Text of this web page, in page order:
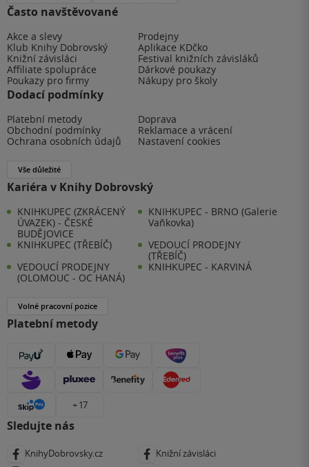
Často navštěvované
Akce a slevy
Prodejny
Klub Knihy Dobrovský
Aplikace KDčko
Knižní závisláci
Festival knižních závisláků
Affiliate spolupráce
Dárkové poukazy
Poukazy pro firmy
Nákupy pro školy
Dodací podmínky
Platební metody
Doprava
Obchodní podmínky
Reklamace a vrácení
Ochrana osobních údajů
Nastavení cookies
Vše důležité
Kariéra v Knihy Dobrovský
KNIHKUPEC (ZKRÁCENÝ
ÚVAZEK) - ČESKÉ
BUDĚJOVICE
KNIHKUPEC - BRNO (Galerie
Vaňkovka)
KNIHKUPEC (TŘEBÍČ)
VEDOUCÍ PRODEJNY
(TŘEBÍČ)
VEDOUCÍ PRODEJNY
(OLOMOUC - OC HANÁ)
KNIHKUPEC - KARVINÁ
Volné pracovní pozice
Platební metody
+ 17
Sledujte nás
KnihyDobrovsky.cz
Knižní závisláci